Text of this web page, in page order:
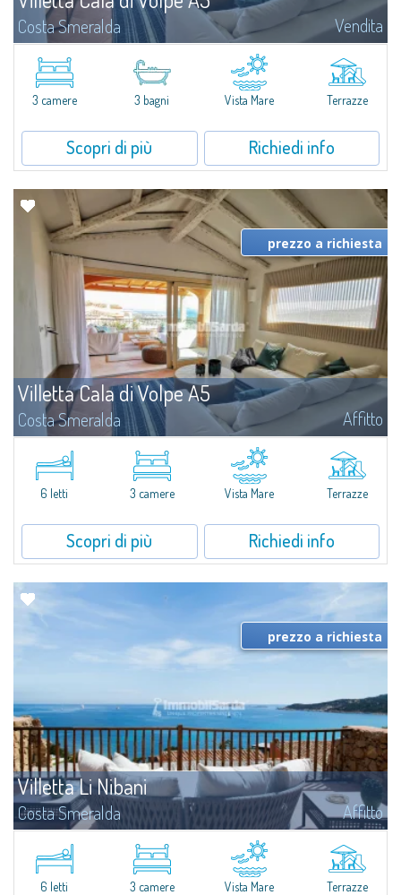
Costa Smeralda Vendita
​Nuova elegante villetta inserita in un complesso residenziale di recente
costruzione a due passi da Porto Cervo, affacciato sulla rinomata baia di
Cala di Volpe, con piscina condominiale, servizi e aree verdi...
3 camere 3 bagni Vista Mare Terrazze
Scopri di più Richiedi info
Villetta Cala di Volpe A5
Costa Smeralda Affitto
​Nuova elegante villetta inserita in un complesso residenziale di recente
costruzione a due passi da Porto Cervo, affacciato sulla rinomata baia di
Cala di Volpe, con piscina condominiale, servizi e aree verdi...
prezzo a richiesta
6 letti 3 camere Vista Mare Terrazze
Scopri di più Richiedi info
Villetta Li Nibani
Costa Smeralda Affitto
A pochi passi dalla Baia del Piccolo Pevero, Villetta Li Nibani si trova
all'interno di un tranquillo condominio con vista mozzafiato sul mare della
Costa Smeralda, in posizione strategica per raggiungere la spiaggia in...
prezzo a richiesta
6 letti 3 camere Vista Mare Terrazze